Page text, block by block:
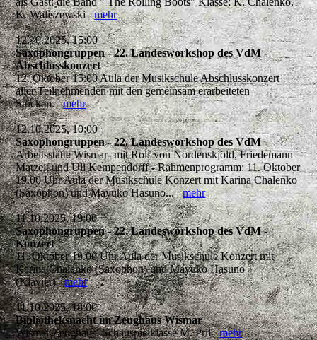
K. Waliszewskimehr
12.10.2025, 15:00
Saxophongruppen - 22. Landesworkshop des VdM -
Abschlusskonzert
12. Oktober 15:00 Aula der Musikschule Abschlusskonzert
aller Teilnehmenden mit den gemeinsam erarbeiteten
Stücken.mehr
12.10.2025, 10:00
Saxophongruppen - 22. Landesworkshop des VdM
Arbeitsstätte Wismar- mit Rolf von Nordenskjöld, Friedemann
Matzeit und Uli Kempendorff - Rahmenprogramm: 11. Oktober
19.00 Uhr Aula der Musikschule Konzert mit Karina Chalenko
(Saxophon) und Mayuko Hasuno...mehr
11.10.2025, 19:00
Saxophongruppen - 22. Landesworkshop des VdM -
Konzert
11. Oktober 19.00 Uhr Aula der Musikschule Konzert mit
Karina Chalenko (Saxophon) und Mayuko Hasuno
(Klavier)mehr
11.10.2025, 18:00
Bibliotheksnacht im Zeughaus Wismar
Wismar Zeughaus, Schauspielklasse M. Prilmehr